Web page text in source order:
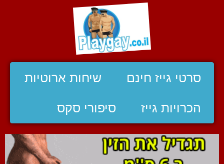
סרטי גייז חינם שיחות ארוטיות
הכרויות גייז סיפורי סקס